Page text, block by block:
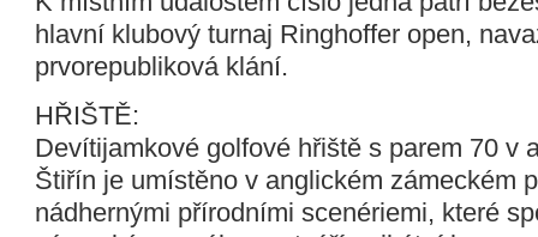
hlavní klubový turnaj Ringhoffer open,
prvorepubliková klání.
HŘIŠTĚ:
Devítijamkové golfové hřiště s parem 70 v
Štiřín je umístěno v anglickém zámeckém
nádhernými přírodními scenériemi, které